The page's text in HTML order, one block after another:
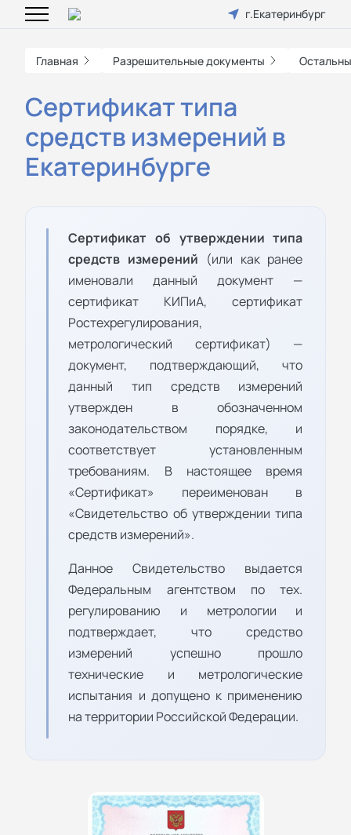
г.Екатеринбург
Главная Разрешительные документы
Сертификат типа
средств измерений в
Екатеринбурге
Сертификат об утверждении типа
средств измерений (или как ранее
именовали данный документ —
сертификат КИПиА, сертификат
Ростехрегулирования,
метрологический сертификат) —
документ, подтверждающий, что
данный тип средств измерений
утвержден в обозначенном
законодательством порядке, и
соответствует установленным
требованиям. В настоящее время
«Сертификат» переименован в
«Свидетельство об утверждении типа
средств измерений».
Данное Свидетельство выдается
Федеральным агентством по тех.
регулированию и метрологии и
подтверждает, что средство
измерений успешно прошло
технические и метрологические
испытания и допущено к применению
на территории Российской Федерации.